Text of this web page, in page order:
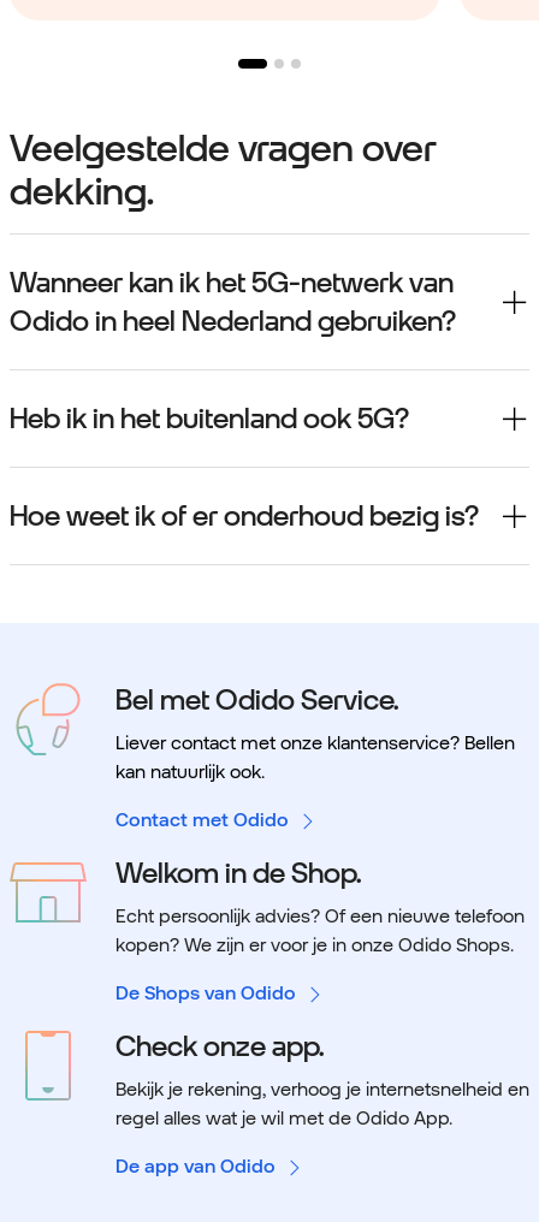
Veelgestelde vragen over
dekking.
Wanneer kan ik het 5G-netwerk van
Odido in heel Nederland gebruiken?
Heb ik in het buitenland ook 5G?
Hoe weet ik of er onderhoud bezig is?
Bel met Odido Service.
Liever contact met onze klantenservice? Bellen
kan natuurlijk ook.
Contact met Odido
Welkom in de Shop.
Echt persoonlijk advies? Of een nieuwe telefoon
kopen? We zijn er voor je in onze Odido Shops.
De Shops van Odido
Check onze app.
Bekijk je rekening, verhoog je internetsnelheid en
regel alles wat je wil met de Odido App.
De app van Odido